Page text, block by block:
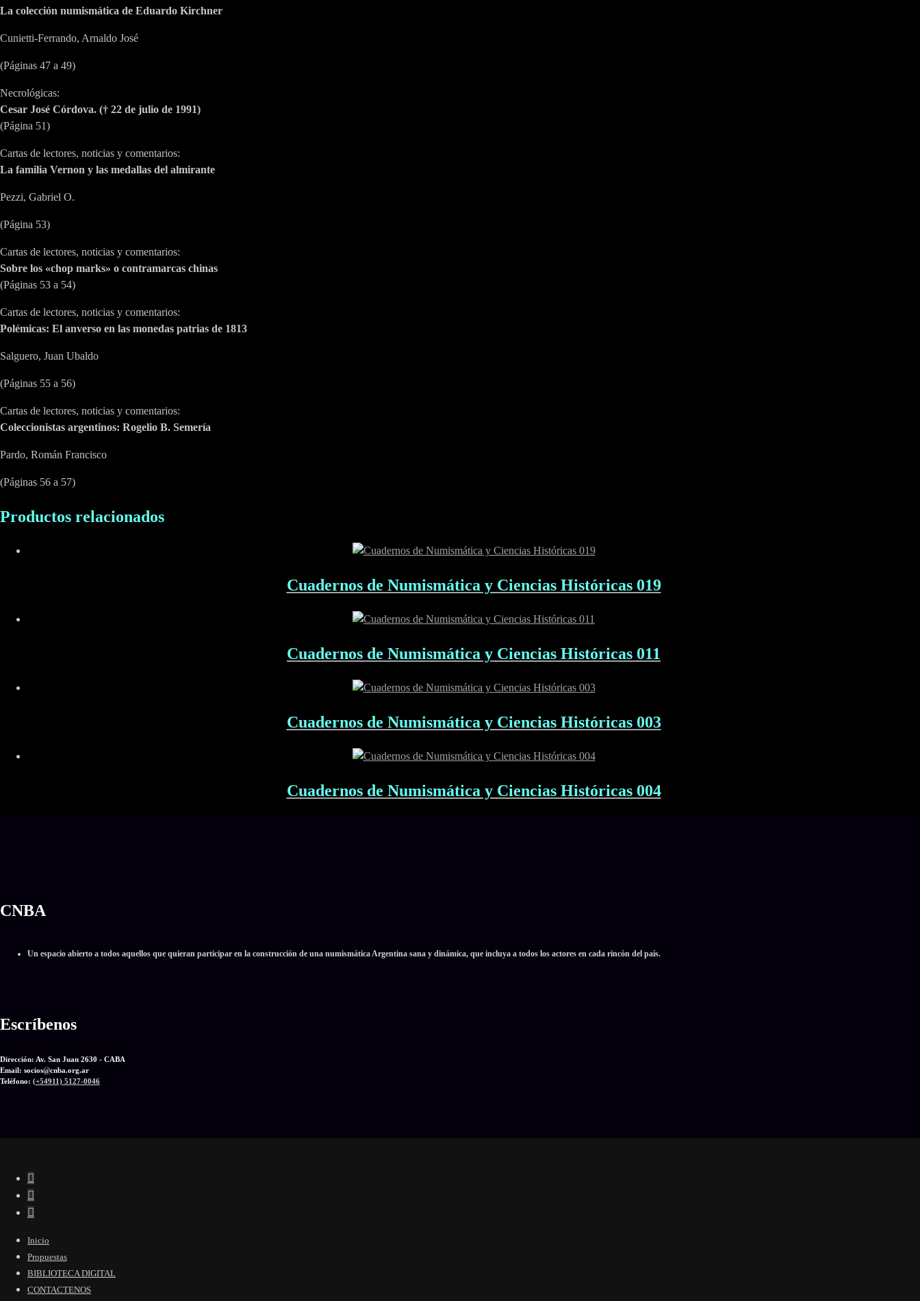
La colección numismática de Eduardo Kirchner
Cunietti-Ferrando, Arnaldo José
(Páginas 47 a 49)
Necrológicas:
Cesar José Córdova. († 22 de julio de 1991)
(Página 51)
Cartas de lectores, noticias y comentarios:
La familia Vernon y las medallas del almirante
Pezzi, Gabriel O.
(Página 53)
Cartas de lectores, noticias y comentarios:
Sobre los «chop marks» o contramarcas chinas
(Páginas 53 a 54)
Cartas de lectores, noticias y comentarios:
Polémicas: El anverso en las monedas patrias de 1813
Salguero, Juan Ubaldo
(Páginas 55 a 56)
Cartas de lectores, noticias y comentarios:
Coleccionistas argentinos: Rogelio B. Semería
Pardo, Román Francisco
(Páginas 56 a 57)
Productos relacionados
Cuadernos de Numismática y Ciencias Históricas 019
Cuadernos de Numismática y Ciencias Históricas 011
Cuadernos de Numismática y Ciencias Históricas 003
Cuadernos de Numismática y Ciencias Históricas 004
CNBA
Un espacio abierto a todos aquellos que quieran participar en la construcción de una numismática Argentina sana y dinámica, que incluya a todos los actores en cada rincón del país.
Escríbenos
Dirección: Av. San Juan 2630 - CABA
Email: socios@cnba.org.ar
Teléfono: (+54911) 5127-0046
Inicio
Propuestas
BIBLIOTECA DIGITAL
CONTACTENOS